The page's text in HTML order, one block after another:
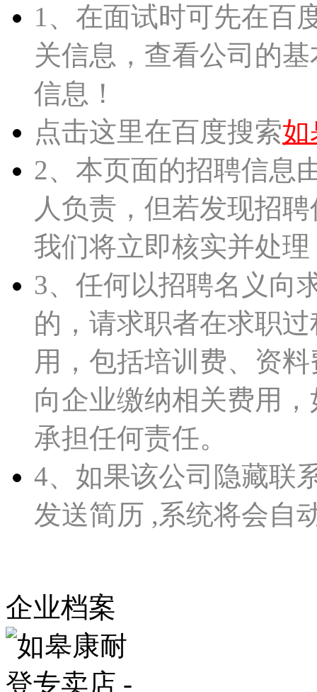
1、在面试时可先在百
关信息，查看公司的
信息！
点击这里在百度搜索如
2、本页面的招聘信息
人负责，但若发现招
我们将立即核实并处理
3、任何以招聘名义向
的，请求职者在求职
用，包括培训费、资
向企业缴纳相关费用，
承担任何责任。
4、如果该公司隐藏联
发送简历 ,系统将会自
企业档案